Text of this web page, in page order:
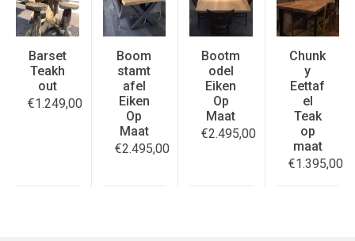
Barset
Teakh
out
€1.249,00
Boom
stamt
afel
Eiken
Op
Maat
€2.495,00
Bootm
odel
Eiken
Op
Maat
€2.495,00
Chunk
y
Eettaf
el
Teak
op
maat
€1.395,00